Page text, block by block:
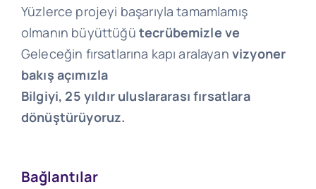
Yüzlerce projeyi başarıyla tamamlamış
olmanın büyüttüğü tecrübemizle ve
Geleceğin fırsatlarına kapı aralayan vizyoner
bakış açımızla
Bilgiyi, 25 yıldır uluslararası fırsatlara
dönüştürüyoruz.
Bağlantılar